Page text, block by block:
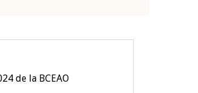
de la BCEAO